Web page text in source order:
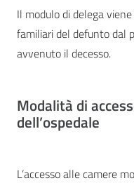
Il modulo di delega
familiari del defunto dal
avvenuto il decesso.
Modalità di
dell’ospedale
L’accesso alle camere